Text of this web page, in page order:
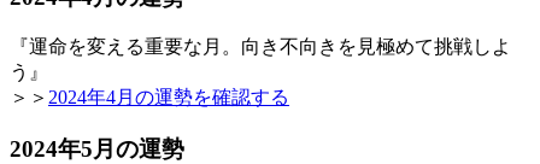
『運命を変える重要な月。向き不向きを見極めて挑戦しよ
う』
＞＞ 2024年4月の運勢を確認する
2024年5月の運勢